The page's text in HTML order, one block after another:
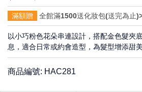
滿額贈 全館滿1500送化妝包(送完為止
以小巧粉色花朵串連設計，搭配金色髮夾
息，適合日常或約會造型，為髮型增添甜美
商品編號: HAC281